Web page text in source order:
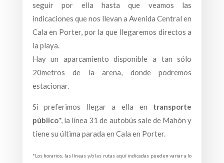
seguir por ella hasta que veamos las
indicaciones que nos llevan a Avenida Central en
Cala en Porter, por la que llegaremos directos a
la playa.
Hay un aparcamiento disponible a tan sólo
20metros de la arena, donde podremos
estacionar.
Si preferimos llegar a ella en transporte
público*, la línea 31 de autobús sale de Mahón y
tiene su última parada en Cala en Porter.
*Los horarios, las líneas y/o las rutas aquí indicadas pueden variar a lo